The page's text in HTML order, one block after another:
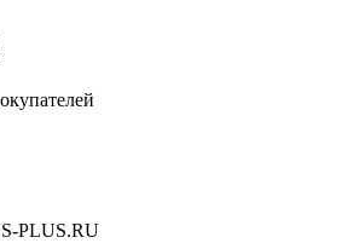
PLUS.RU